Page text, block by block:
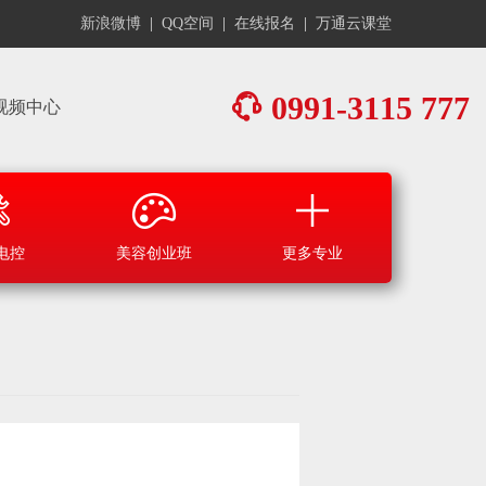
新浪微博 QQ空间 在线报名 万通云课堂
频中心 0991-3115 777
控 美容创业班 更多专业